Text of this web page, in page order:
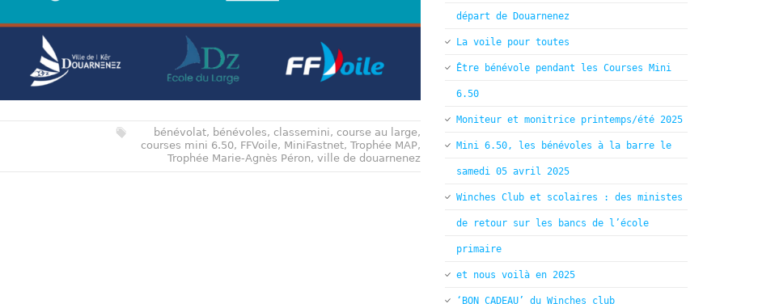
bénévolat, bénévoles, classemini, course au large,
courses mini 6.50, FFVoile, MiniFastnet, Trophée MAP,
Trophée Marie-Agnès Péron, ville de douarnenez
départ de Douarnenez
La voile pour toutes
Être bénévole pendant les Courses Mini
6.50
Moniteur et monitrice printemps/été 2025
Mini 6.50, les bénévoles à la barre le
samedi 05 avril 2025
Winches Club et scolaires : des ministes
de retour sur les bancs de l’école
primaire
et nous voilà en 2025
‘BON CADEAU’ du Winches club